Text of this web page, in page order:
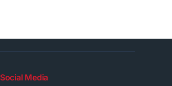
Social Media